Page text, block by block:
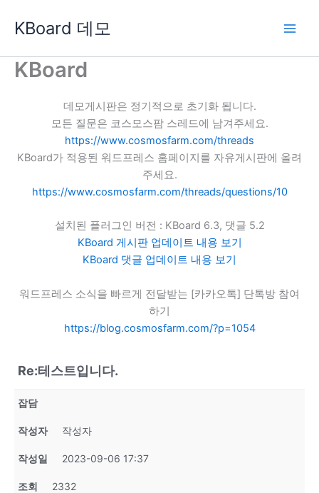
로
KBoard 데모
KBoard
데모게시판은 정기적으로 초기화 됩니다.
모든 질문은 코스모스팜 스레드에 남겨주세요.
https://www.cosmosfarm.com/threads
KBoard가 적용된 워드프레스 홈페이지를 자유게시판에 올려
주세요.
https://www.cosmosfarm.com/threads/questions/10
설치된 플러그인 버전 : KBoard 6.3, 댓글 5.2
KBoard 게시판 업데이트 내용 보기
KBoard 댓글 업데이트 내용 보기
워드프레스 소식을 빠르게 전달받는 [카카오톡] 단톡방 참여
하기
https://blog.cosmosfarm.com/?p=1054
Re:테스트입니다.
잡담
작성자 작성자
작성일 2023-09-06 17:37
조회 2332